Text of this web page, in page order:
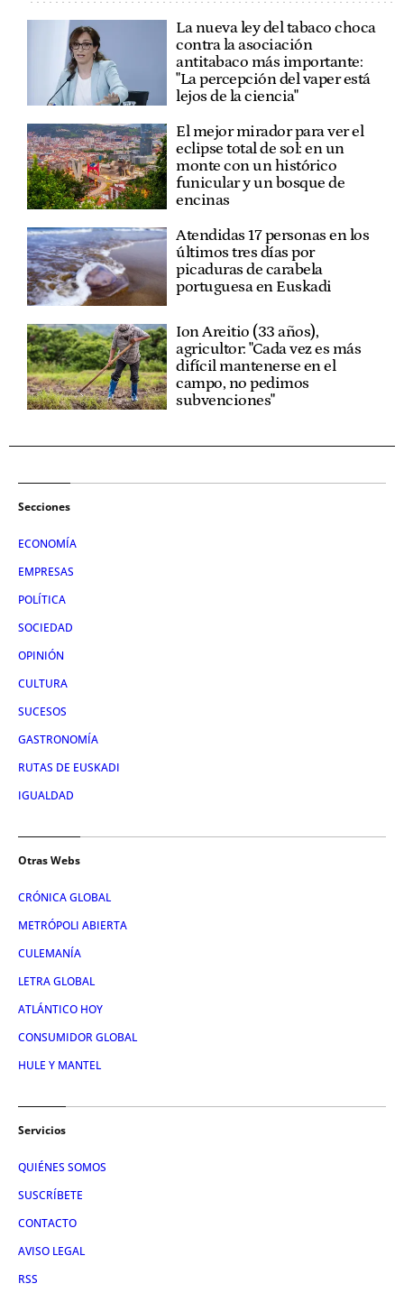
La nueva ley del tabaco choca
contra la asociación
antitabaco más importante:
"La percepción del vaper está
lejos de la ciencia"
El mejor mirador para ver el
eclipse total de sol: en un
monte con un histórico
funicular y un bosque de
encinas
Atendidas 17 personas en los
últimos tres días por
picaduras de carabela
portuguesa en Euskadi
Ion Areitio (33 años),
agricultor: "Cada vez es más
difícil mantenerse en el
campo, no pedimos
subvenciones"
Secciones
ECONOMÍA
EMPRESAS
POLÍTICA
SOCIEDAD
OPINIÓN
CULTURA
SUCESOS
GASTRONOMÍA
RUTAS DE EUSKADI
IGUALDAD
Otras Webs
CRÓNICA GLOBAL
METRÓPOLI ABIERTA
CULEMANÍA
LETRA GLOBAL
ATLÁNTICO HOY
CONSUMIDOR GLOBAL
HULE Y MANTEL
Servicios
QUIÉNES SOMOS
SUSCRÍBETE
CONTACTO
AVISO LEGAL
RSS